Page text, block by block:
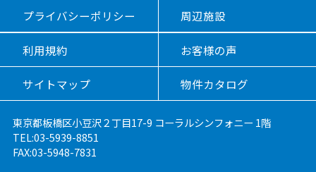
プライバシーポリシー 周辺施設
利用規約 お客様の声
サイトマップ 物件カタログ
東京都板橋区小豆沢２丁目17-9 コーラルシンフォニー 1階
TEL:03-5939-8851
FAX:03-5948-7831